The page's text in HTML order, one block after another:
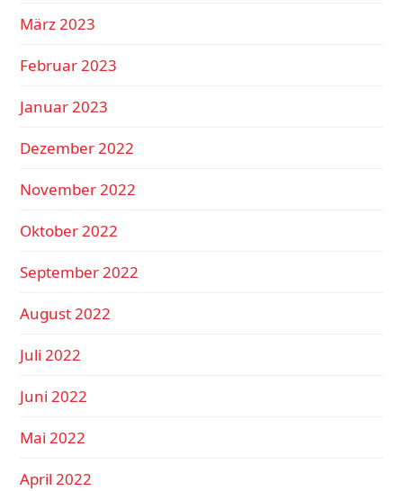
März 2023
Februar 2023
Januar 2023
Dezember 2022
November 2022
Oktober 2022
September 2022
August 2022
Juli 2022
Juni 2022
Mai 2022
April 2022